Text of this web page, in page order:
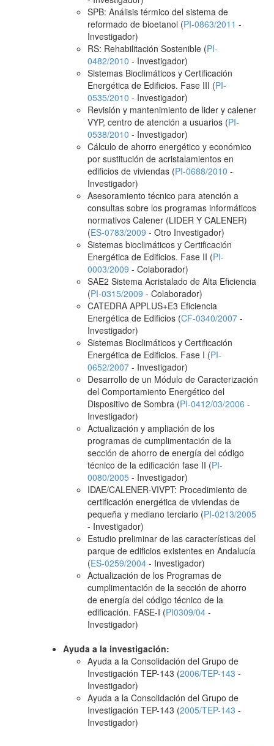
SPB: Análisis térmico del sistema de
reformado de bioetanol (PI-0863/2011 -
Investigador)
RS: Rehabilitación Sostenible (PI-
0482/2010 - Investigador)
Sistemas Bioclimáticos y Certificación
Energética de Edificios. Fase III (PI-
0535/2010 - Investigador)
Revisión y mantenimiento de lider y calener
VYP, centro de atención a usuarios (PI-
0538/2010 - Investigador)
Cálculo de ahorro energético y económico
por sustitución de acristalamientos en
edificios de viviendas (PI-0688/2010 -
Investigador)
Asesoramiento técnico para atención a
consultas sobre los programas informáticos
normativos Calener (LIDER Y CALENER)
(ES-0783/2009 - Otro Investigador)
Sistemas bioclimáticos y Certificación
Energética de Edificios. Fase II (PI-
0003/2009 - Colaborador)
SAE2 Sistema Acristalado de Alta Eficiencia
(PI-0315/2009 - Colaborador)
CATEDRA APPLUS+E3 Eficiencia
Energética de Edificios (CF-0340/2007-
Investigador)
Sistemas Bioclimáticos y Certificación
Energética de Edificios. Fase I (PI-
0652/2007- Investigador)
Desarrollo de un Módulo de Caracterización
del Comportamiento Energético del
Dispositivo de Sombra (PI-0412/03/2006 -
Investigador)
Actualización y ampliación de los
programas de cumplimentación de la
sección de ahorro de energía del código
técnico de la edificación fase II (PI-
0080/2005- Investigador)
IDAE/CALENER-VIVPT: Procedimiento de
certificación energética de viviendas de
pequeña y mediano terciario (PI-0213/2005
- Investigador)
Estudio preliminar de las características del
parque de edificios existentes en Andalucía
(ES-0259/2004- Investigador)
Actualización de los Programas de
cumplimentación de la sección de ahorro
de energía del código técnico de la
edificación. FASE-I (PI0309/04-
Investigador)
Ayuda a la investigación:
Ayuda a la Consolidación del Grupo de
Investigación TEP-143 (2006/TEP-143 -
Investigador)
Ayuda a la Consolidación del Grupo de
Investigación TEP-143 (2005/TEP-143 -
Investigador)